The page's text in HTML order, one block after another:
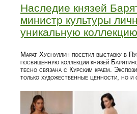
Наследие князей
министр культуры
уникальную коллекцию
Марат Хуснуллин посетил выставку в
посвящённую коллекции князей
тесно связана с Курским краем.
только художественные ценности, но и